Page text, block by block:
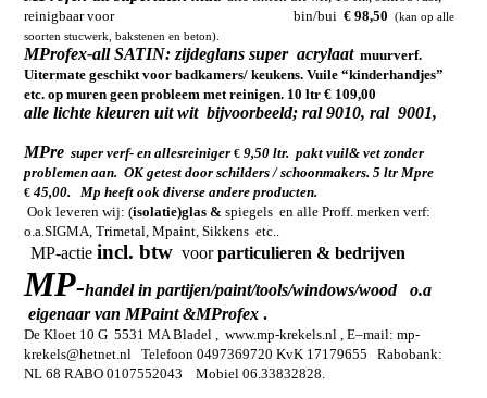
reinigbaar voor bin/bui € 98,50(kan op alle
soorten stucwerk, bakstenen en beton).
MProfex-all SATIN: zijdeglans super acrylaatmuurverf.
Uitermate geschikt voor badkamers/ keukens.Vuile “kinderhandjes”
etc. op muren geen probleem met reinigen. 10 ltr € 109,00
alle lichte kleuren uit wit bijvoorbeeld; ral 9010, ral 9001,
MPre super verf- en allesreiniger€ 9,50 ltr. pakt vuil& vet zonder
problemen aan. OK getest door schilders / schoonmakers.5 ltr Mpre
€ 45,00.
Mp heeft ook diverse andere producten.
Ook leveren wij: (isolatie)glas &spiegels en alle Proff. merken verf:
o.a.SIGMA, Trimetal, Mpaint, Sikkens etc..
MP-actieincl. btw voorparticulieren & bedrijven
MP-handel in partijen/paint/tools/windows/wood o.a
eigenaar van MPaint &MProfex .
De Kloet 10 G 5531 MA Bladel , www.mp-krekels.nl , E–mail: mp-
krekels@hetnet.nl Telefoon 0497369720KvK 17179655 Rabobank:
NL 68 RABO 0107552043 Mobiel 06.33832828.